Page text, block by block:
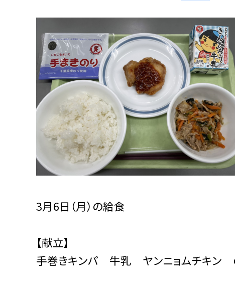
3月6日（月）の給食
【献立】
手巻きキンパ 牛乳 ヤンニョムチキン